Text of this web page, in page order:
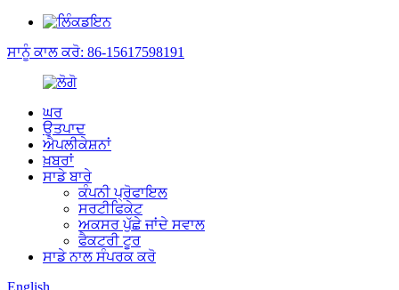
ਸਾਨੂੰ ਕਾਲ ਕਰੋ: 86-15617598191
ਘਰ
ਉਤਪਾਦ
ਐਪਲੀਕੇਸ਼ਨਾਂ
ਖ਼ਬਰਾਂ
ਸਾਡੇ ਬਾਰੇ
ਕੰਪਨੀ ਪ੍ਰੋਫਾਇਲ
ਸਰਟੀਫਿਕੇਟ
ਅਕਸਰ ਪੁੱਛੇ ਜਾਂਦੇ ਸਵਾਲ
ਫੈਕਟਰੀ ਟੂਰ
ਸਾਡੇ ਨਾਲ ਸੰਪਰਕ ਕਰੋ
English